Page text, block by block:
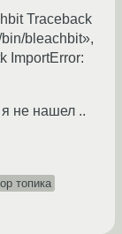
Traceback
bleachbit»,
ImportError:
не нашел ..
топика